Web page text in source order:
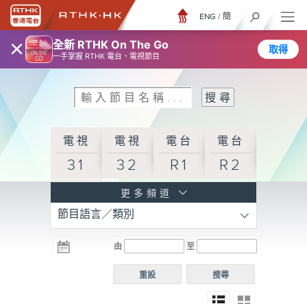
× 全新 RTHK On The Go
一手掌握 RTHK 電台、電視節目
取得
ENG / 簡
電視
31
電視
32
電台
R1
電台
R2
R3
電台 電台
R5
電台
普通
更多頻道
節目語言／類別
由 至
搜尋
重設